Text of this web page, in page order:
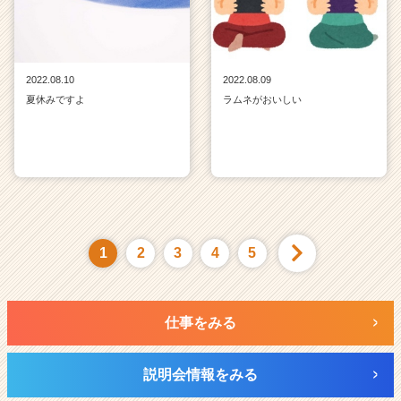
2022.08.10
夏休みですよ
2022.08.09
ラムネがおいしい
1 2 3 4 5
仕事をみる
説明会情報をみる